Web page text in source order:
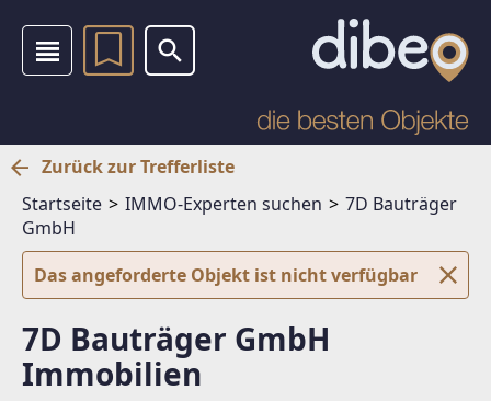
Zurück zur Trefferliste
Startseite
IMMO-Experten suchen
7D Bauträger
GmbH
Das angeforderte Objekt ist nicht verfügbar
7D Bauträger GmbH
Immobilien